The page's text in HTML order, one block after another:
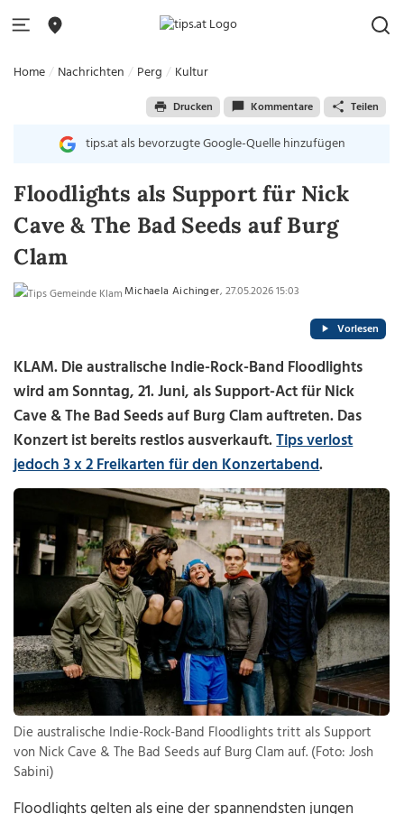
Home Nachrichten Perg Kultur
Drucken Kommentare Teilen
tips.at als bevorzugte Google-Quelle hinzufügen
Floodlights als Support für Nick
Cave & The Bad Seeds auf Burg
Clam
Michaela Aichinger, 27.05.2026 15:03
Vorlesen
KLAM. Die australische Indie-Rock-Band Floodlights
wird am Sonntag, 21. Juni, als Support-Act für Nick
Cave & The Bad Seeds auf Burg Clam auftreten. Das
Konzert ist bereits restlos ausverkauft.Tips verlost
jedoch 3 x 2 Freikarten für den Konzertabend.
Die australische Indie-Rock-Band Floodlights tritt als Support
von Nick Cave & The Bad Seeds auf Burg Clam auf. (Foto: Josh
Sabini)